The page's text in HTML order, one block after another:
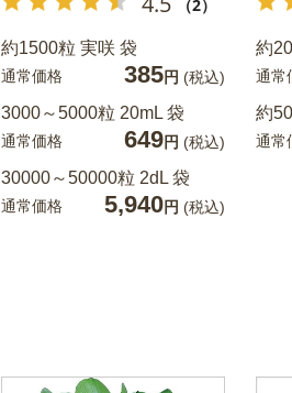
（2）
約1500粒 実咲 袋
通常価格 385円 (税込)
3000～5000粒 20mL 袋
通常価格 649円 (税込)
30000～50000粒 2dL 袋
通常価格 5,940円 (税込)
約
通常
約
通常